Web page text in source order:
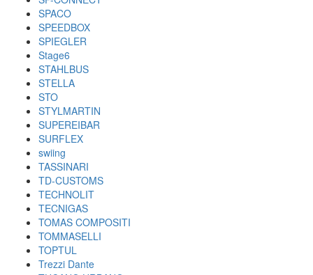
SPACO
SPEEDBOX
SPIEGLER
Stage6
STAHLBUS
STELLA
STO
STYLMARTIN
SUPEREIBAR
SURFLEX
swiing
TASSINARI
TD-CUSTOMS
TECHNOLIT
TECNIGAS
TOMAS COMPOSITI
TOMMASELLI
TOPTUL
Trezzi Dante